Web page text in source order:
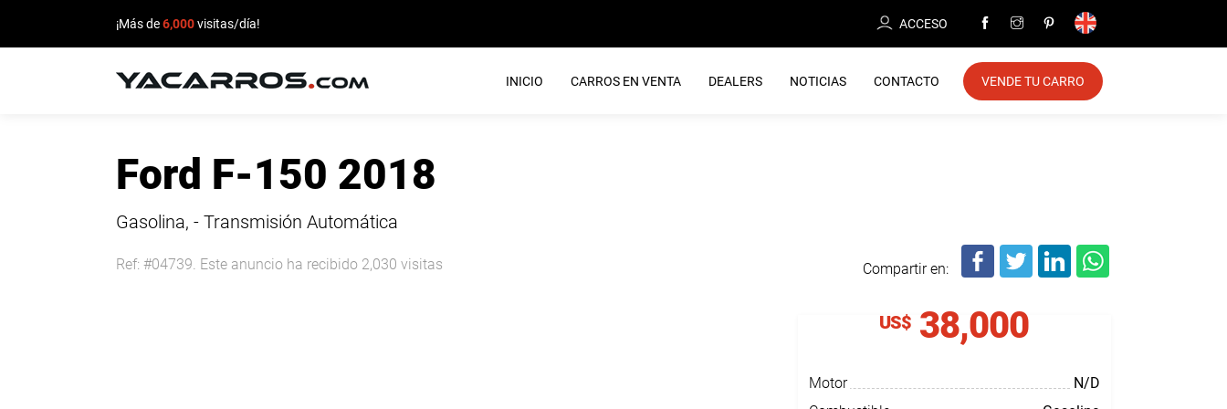
¡Más de6,000visitas/día! ACCESO
INICIO CARROS EN VENTA DEALERS NOTICIAS CONTACTO VENDE TU CARRO
Ford F-150 2018
Gasolina, - Transmisión Automática
Ref: #04739. Este anuncio ha recibido 2,030 visitas Compartir en:
US$ 38,000
Motor
N/D